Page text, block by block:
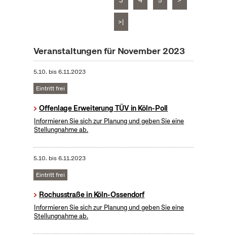
>|
Veranstaltungen für November 2023
5.10. bis6.11.2023
Eintritt frei
Offenlage Erweiterung TÜV in Köln-Poll
Informieren Sie sich zur Planung und geben Sie eine
Stellungnahme ab.
5.10. bis6.11.2023
Eintritt frei
Rochusstraße in Köln-Ossendorf
Informieren Sie sich zur Planung und geben Sie eine
Stellungnahme ab.